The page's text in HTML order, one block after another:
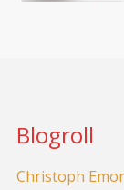
Blogroll
Christoph